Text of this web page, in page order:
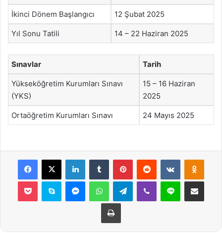
İkinci Dönem Başlangıcı 12 Şubat 2025
Yıl Sonu Tatili 14 – 22 Haziran 2025
Sınavlar Tarih
Yükseköğretim Kurumları Sınavı
(YKS)
15 – 16 Haziran
2025
Ortaöğretim Kurumları Sınavı 24 Mayıs 2025
Facebook
X LinkedInTumblr PinterestReddit VKontakte
Pocket Skype MessengerWhatsAppTelegramViber Line E-Posta ile
Yazdır